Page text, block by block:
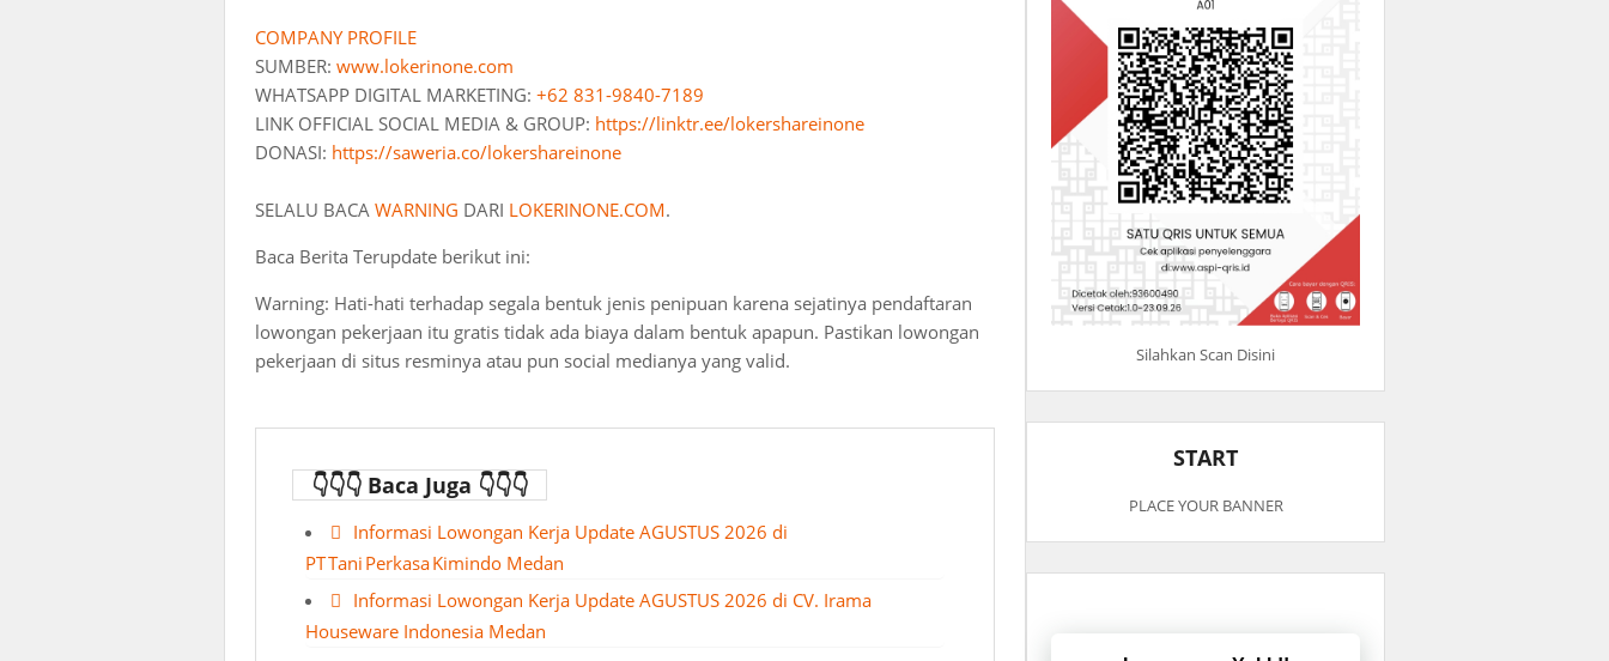
COMPANY PROFILE
SUMBER: www.lokerinone.com
WHATSAPP DIGITAL MARKETING: +62 831-9840-7189
LINK OFFICIAL SOCIAL MEDIA & GROUP: https://linktr.ee/lokershareinone
DONASI: https://saweria.co/lokershareinone
SELALU BACA WARNING DARI LOKERINONE.COM.
Baca Berita Terupdate berikut ini:
Warning: Hati-hati terhadap segala bentuk jenis penipuan karena sejatinya pendaftaran
lowongan pekerjaan itu gratis tidak ada biaya dalam bentuk apapun. Pastikan lowongan
pekerjaan di situs resminya atau pun social medianya yang valid.
👇👇👇 Baca Juga 👇👇👇
Informasi Lowongan Kerja Update AGUSTUS 2026 di
PT Tani Perkasa Kimindo Medan
Informasi Lowongan Kerja Update AGUSTUS 2026 di CV. Irama
Houseware Indonesia Medan
Silahkan Scan Disini
START
PLACE YOUR BANNER